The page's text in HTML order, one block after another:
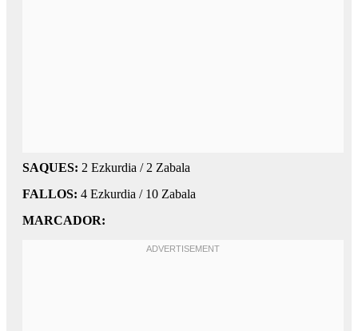
SAQUES: 2 Ezkurdia / 2 Zabala
FALLOS: 4 Ezkurdia / 10 Zabala
MARCADOR: